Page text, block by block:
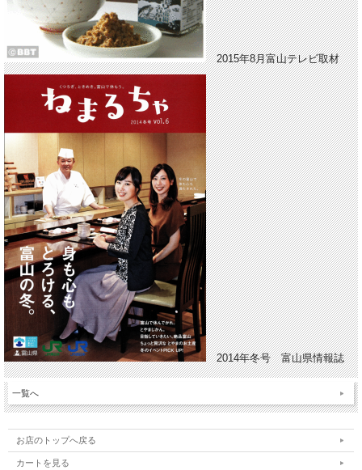
2015年8月富山テレビ取材
2014年冬号 富山県情報誌
一覧へ
お店のトップへ戻る
カートを見る